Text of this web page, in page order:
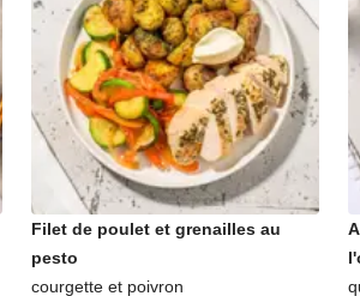
Filet de poulet et grenailles au
pesto
courgette et poivron